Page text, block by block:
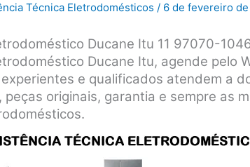
Técnica Eletrodomésticos/ 6 de fevereiro
Ducane Itu 11 97070-
Ducane Itu, agende pelo
e qualificados atendem a
peças originais, garantia e sempre as